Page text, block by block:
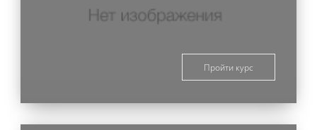
Пройти курс